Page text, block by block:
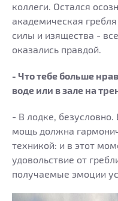
коллеги. Остался
академическая
силы и изящества -
оказались правдой.
- Что тебе больше
воде или в зале на
- В лодке,
мощь должна
техникой: и в этот
удовольствие от
получаемые эмоции